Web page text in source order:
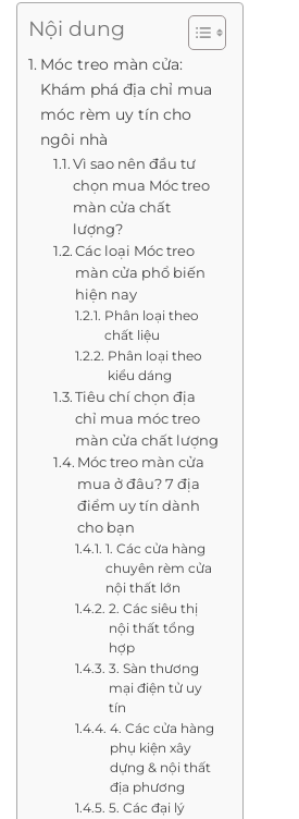
Nội dung
Móc treo màn cửa:
Khám phá địa chỉ mua
móc rèm uy tín cho
ngôi nhà
Vì sao nên đầu tư
chọn mua Móc treo
màn cửa chất
lượng?
Các loại Móc treo
màn cửa phổ biến
hiện nay
Phân loại theo
chất liệu
Phân loại theo
kiểu dáng
Tiêu chí chọn địa
chỉ mua móc treo
màn cửa chất lượng
Móc treo màn cửa
mua ở đâu? 7 địa
điểm uy tín dành
cho bạn
1. Các cửa hàng
chuyên rèm cửa
nội thất lớn
2. Các siêu thị
nội thất tổng
hợp
3. Sàn thương
mại điện tử uy
tín
4. Các cửa hàng
phụ kiện xây
dựng & nội thất
địa phương
5. Các đại lý